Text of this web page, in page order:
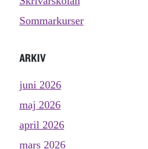
Sommarkurser
ARKIV
juni 2026
maj 2026
april 2026
mars 2026